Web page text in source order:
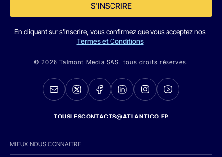
S'INSCRIRE
En cliquant sur s'inscrire, vous confirmez que vous acceptez nos
Termes et Conditions
© 2026 Talmont Media SAS. tous droits réservés.
TOUSLESCONTACTS@ATLANTICO.FR
MIEUX NOUS CONNAITRE